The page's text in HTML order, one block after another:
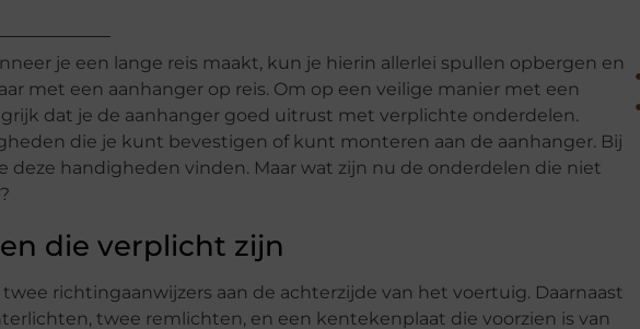
je een lange reis maakt, kun je hierin allerlei spullen opbergen en
met een aanhanger op reis. Om op een veilige manier met een
dat je de aanhanger goed uitrust met verplichte onderdelen.
die je kunt bevestigen of kunt monteren aan de aanhanger. Bij
deze handigheden vinden. Maar wat zijn nu de onderdelen die niet
die verplicht zijn
richtingaanwijzers aan de achterzijde van het voertuig. Daarnaast
twee remlichten, en een kentekenplaat die voorzien is van